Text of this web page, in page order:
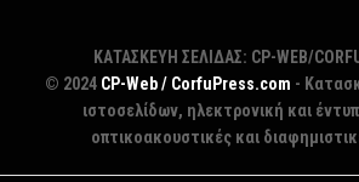
ΚΑΤΑΣΚΕΥΗ ΣΕΛΙΔΑΣ: CP-WEB/
© 2024 CP-Web / CorfuPress.com -
ιστοσελίδων, ηλεκτρονική και
οπτικοακουστικές και